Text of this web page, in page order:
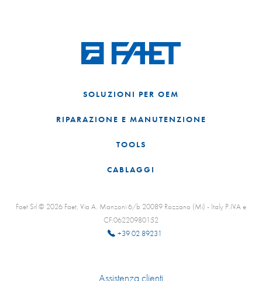
SOLUZIONI PER OEM
RIPARAZIONE E MANUTENZIONE
TOOLS
CABLAGGI
Faet Srl © 2026 Faet, Via A. Manzoni 6/b 20089 Rozzano (Mi) - Italy P.IVA e
CF:06220980152
+39 02 89231
Assistenza clienti